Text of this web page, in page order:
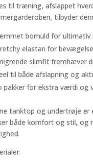
til træning, afslappet
tilbyder
bomuld for ultimativ
elastan for
slimfit fremhæver
til både afslapning og
pakker for ekstra værdi og
tanktop og undertrøje er
både komfort og stil, og